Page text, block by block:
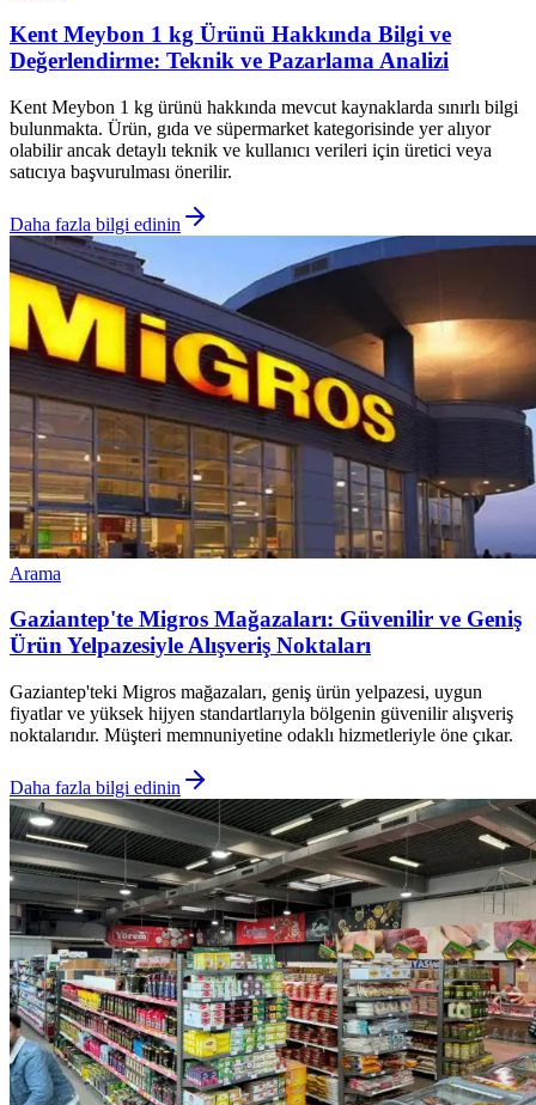
Kent Meybon 1 kg Ürünü Hakkında Bilgi ve
Değerlendirme: Teknik ve Pazarlama Analizi
Kent Meybon 1 kg ürünü hakkında mevcut kaynaklarda sınırlı bilgi
bulunmakta. Ürün, gıda ve süpermarket kategorisinde yer alıyor
olabilir ancak detaylı teknik ve kullanıcı verileri için üretici veya
satıcıya başvurulması önerilir.
Daha fazla bilgi edinin
Arama
Gaziantep'te Migros Mağazaları: Güvenilir ve Geniş
Ürün Yelpazesiyle Alışveriş Noktaları
Gaziantep'teki Migros mağazaları, geniş ürün yelpazesi, uygun
fiyatlar ve yüksek hijyen standartlarıyla bölgenin güvenilir alışveriş
noktalarıdır. Müşteri memnuniyetine odaklı hizmetleriyle öne çıkar.
Daha fazla bilgi edinin